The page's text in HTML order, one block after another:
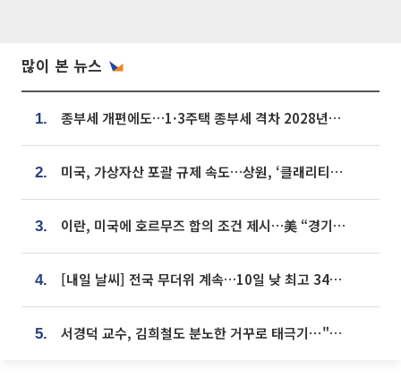
많이 본 뉴스
1. 종부세 개편에도…1·3주택 종부세 격차 2028년부터 확대
2. 미국, 가상자산 포괄 규제 속도…상원, ‘클래리티법’ 9월 절차투표 추진
3. 이란, 미국에 호르무즈 합의 조건 제시…美 “경기 아직 안 끝나” [종합]
4. [내일 날씨] 전국 무더위 계속…10일 낮 최고 34도 육박
5. 서경덕 교수, 김희철도 분노한 거꾸로 태극기⋯"엉터리는 아냐, 아쉬울 뿐"